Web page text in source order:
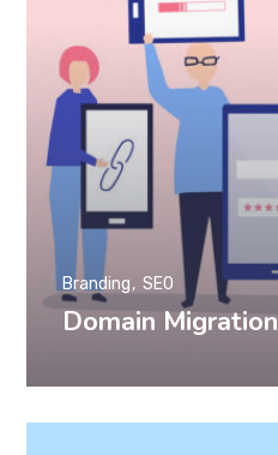
Domain Migration
Branding SEO